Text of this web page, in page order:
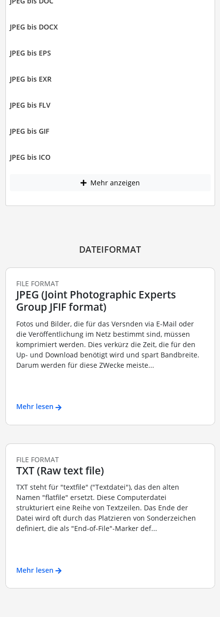
JPEG bis DOCX
JPEG bis EPS
JPEG bis EXR
JPEG bis FLV
JPEG bis GIF
JPEG bis ICO
Mehr anzeigen
DATEIFORMAT
FILE FORMAT
JPEG (Joint Photographic Experts
Group JFIF format)
Fotos und Bilder, die für das Versnden via E-Mail oder
die Veröffentlichung im Netz bestimmt sind, müssen
komprimiert werden. Dies verkürz die Zeit, die für den
Up- und Download benötigt wird und spart Bandbreite.
Darum werden für diese ZWecke meiste...
Mehr lesen
FILE FORMAT
TXT (Raw text file)
TXT steht für "textfile" ("Textdatei"), das den alten
Namen "flatfile" ersetzt. Diese Computerdatei
strukturiert eine Reihe von Textzeilen. Das Ende der
Datei wird oft durch das Platzieren von Sonderzeichen
definiert, die als "End-of-File"-Marker def...
Mehr lesen